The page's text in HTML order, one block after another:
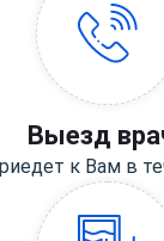
Выезд
к Вам в